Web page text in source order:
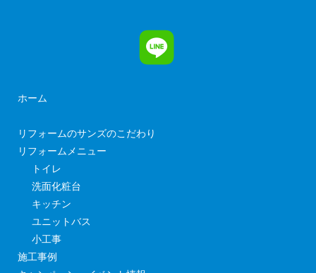
ホーム
リフォームのサンズのこだわり
リフォームメニュー
トイレ
洗面化粧台
キッチン
ユニットバス
小工事
施工事例